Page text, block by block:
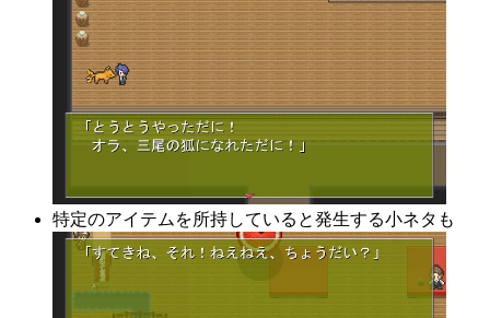
特定のアイテムを所持していると発生する小ネタも